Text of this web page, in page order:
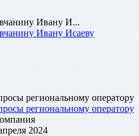
Ивану И...
Ивану Исаеву
региональному оператору
региональному оператору
2024